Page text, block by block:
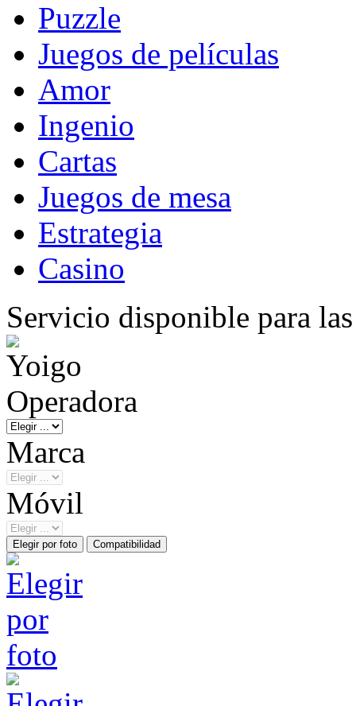
Puzzle
Juegos de películas
Amor
Ingenio
Cartas
Juegos de mesa
Estrategia
Casino
Servicio disponible para
Operadora
Marca
Móvil